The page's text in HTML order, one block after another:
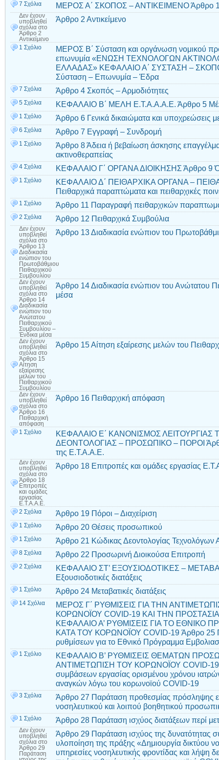
7 Σχόλια
ΜΕΡΟΣ Α΄ ΣΚΟΠΟΣ – ΑΝΤΙΚΕΙΜΕΝΟ Άρθρο
Δεν έχουν
υποβληθεί
σχόλια στο
Άρθρο 2
Αντικείμενο
Άρθρο 2 Αντικείμενο
1 Σχόλιο
ΜΕΡΟΣ Β΄ Σύσταση και οργάνωση νομικού
επωνυμία «ΕΝΩΣΗ ΤΕΧΝΟΛΟΓΩΝ
ΕΛΛΑΔΑΣ» ΚΕΦΑΛΑΙΟ Α΄ ΣΥΣΤΑΣΗ –
Σύσταση – Επωνυμία – Έδρα
7 Σχόλια Άρθρο 4 Σκοπός – Αρμοδιότητες
5 Σχόλια ΚΕΦΑΛΑΙΟ Β΄ ΜΕΛΗ Ε.Τ.Α.Α.Α.Ε. Άρθρο 5
1 Σχόλιο Άρθρο 6 Γενικά δικαιώματα και υποχρεώσεις
6 Σχόλια Άρθρο 7 Εγγραφή – Συνδρομή
1 Σχόλιο
Άρθρο 8 Άδεια ή βεβαίωση άσκησης
ακτινοθεραπείας
4 Σχόλια ΚΕΦΑΛΑΙΟ Γ΄ ΟΡΓΑΝΑ ΔΙΟΙΚΗΣΗΣ Άρθρο 9
1 Σχόλιο
ΚΕΦΑΛΑΙΟ Δ΄ ΠΕΙΘΑΡΧΙΚΑ ΟΡΓΑΝΑ –
Πειθαρχικά παραπτώματα και πειθαρχικές
1 Σχόλιο Άρθρο 11 Παραγραφή πειθαρχικών
2 Σχόλια Άρθρο 12 Πειθαρχικά Συμβούλια
Δεν έχουν
υποβληθεί
σχόλια στο
Άρθρο 13
Διαδικασία
ενώπιον του
Πρωτοβάθμιου
Πειθαρχικού
Συμβουλίου
Άρθρο 13 Διαδικασία ενώπιον του
Δεν έχουν
υποβληθεί
σχόλια στο
Άρθρο 14
Διαδικασία
ενώπιον του
Ανώτατου
Πειθαρχικού
Συμβουλίου –
Ένδικα μέσα
Άρθρο 14 Διαδικασία ενώπιον του Ανώτατου
μέσα
Δεν έχουν
υποβληθεί
σχόλια στο
Άρθρο 15
Αίτηση
εξαίρεσης
μελών του
Πειθαρχικού
Συμβουλίου
Άρθρο 15 Αίτηση εξαίρεσης μελών του
Δεν έχουν
υποβληθεί
σχόλια στο
Άρθρο 16
Πειθαρχική
απόφαση
Άρθρο 16 Πειθαρχική απόφαση
1 Σχόλιο
ΚΕΦΑΛΑΙΟ Ε΄ ΚΑΝΟΝΙΣΜΟΣ ΛΕΙΤΟΥΡΓΙΑΣ
ΔΕΟΝΤΟΛΟΓΙΑΣ – ΠΡΟΣΩΠΙΚΟ – ΠΟΡΟΙ
της Ε.Τ.Α.Α.Ε.
Δεν έχουν
υποβληθεί
σχόλια στο
Άρθρο 18
Επιτροπές
και ομάδες
εργασίας
Ε.Τ.Α.Α.Ε.
Άρθρο 18 Επιτροπές και ομάδες εργασίας
2 Σχόλια Άρθρο 19 Πόροι – Διαχείριση
1 Σχόλιο Άρθρο 20 Θέσεις προσωπικού
1 Σχόλιο Άρθρο 21 Κώδικας Δεοντολογίας Τεχνολόγων
8 Σχόλια Άρθρο 22 Προσωρινή Διοικούσα Επιτροπή
2 Σχόλια
ΚΕΦΑΛΑΙΟ ΣΤ’ ΕΞΟΥΣΙΟΔΟΤΙΚΕΣ –
Εξουσιοδοτικές διατάξεις
1 Σχόλιο Άρθρο 24 Μεταβατικές διατάξεις
14 Σχόλια
ΜΕΡΟΣ Γ΄ ΡΥΘΜΙΣΕΙΣ ΓΙΑ ΤΗΝ
ΚΟΡΩΝΟΪΟΥ COVID-19 ΚΑΙ ΤΗΝ
ΚΕΦΑΛΑΙΟ Α’ ΡΥΘΜΙΣΕΙΣ ΓΙΑ ΤΟ ΕΘΝΙΚΟ
ΚΑΤΑ ΤΟΥ ΚΟΡΩΝΟΪΟΥ COVID-19 Άρθρο 25
ρυθμίσεων για το Εθνικό Πρόγραμμα
1 Σχόλιο
ΚΕΦΑΛΑΙΟ Β’ ΡΥΘΜΙΣΕΙΣ ΘΕΜΑΤΩΝ
ΑΝΤΙΜΕΤΩΠΙΣΗ ΤΟΥ ΚΟΡΩΝΟΪΟΥ COVID-19
συμβάσεων εργασίας ορισμένου χρόνου
αναγκών λόγω του κορωνοϊού COVID-19
3 Σχόλια
Άρθρο 27 Παράταση προθεσμίας πρόσληψης
νοσηλευτικού και λοιπού βοηθητικού
1 Σχόλιο Άρθρο 28 Παράταση ισχύος διατάξεων περί
Δεν έχουν
υποβληθεί
σχόλια στο
Άρθρο 29
Παράταση
Άρθρο 29 Παράταση ισχύος της δυνατότητας
υλοποίηση της πράξης «Δημιουργία δικτύου
υπηρεσίες νοσηλευτικής φροντίδας και λήψη